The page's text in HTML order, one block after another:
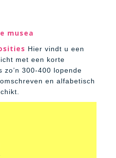
musea
Hier vindt u een
met een korte
zo’n 300-400 lopende
en alfabetisch